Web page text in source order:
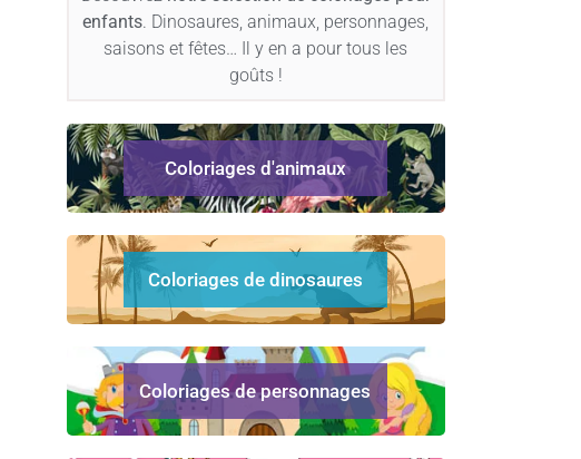
enfants. Dinosaures, animaux, personnages,
saisons et fêtes… Il y en a pour tous les
goûts !
Coloriages d'animaux
Coloriages de dinosaures
Coloriages de personnages